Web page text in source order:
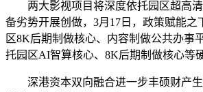
两大影视项目将深度依托园区超高清
备劣势开展创做，3月17日，政策赋能之
区8K后期制做核心、内容制做公共办事
托园区AI智算核心、8K后期制做核心等
深港资本双向融合进一步丰硕财产生